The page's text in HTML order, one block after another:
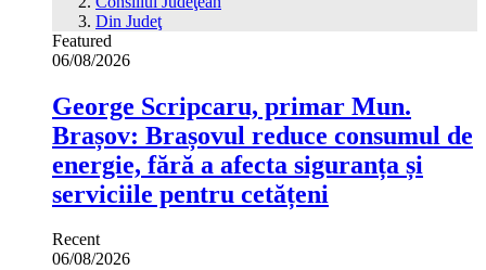
Din Judeţ
Featured
06/08/2026
George Scripcaru, primar Mun.
Brașov: Brașovul reduce consumul de
energie, fără a afecta siguranța și
serviciile pentru cetățeni
Recent
06/08/2026